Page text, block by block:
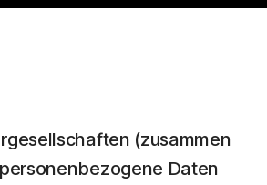
Verlängern
(zusammen
Daten